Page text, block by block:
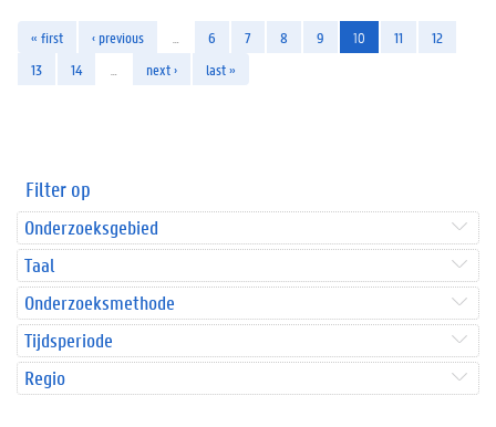
« first ‹ previous 6 7 8 9 10 11
12
13
14 next › last »
Filter op
Onderzoeksgebied
Taal
Onderzoeksmethode
Tijdsperiode
Regio